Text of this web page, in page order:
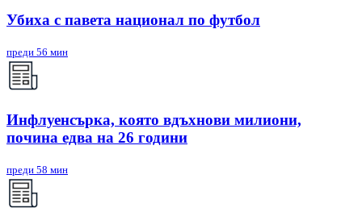
Убиха с павета национал по футбол
преди 56 мин
Инфлуенсърка, която вдъхнови милиони,
почина едва на 26 години
преди 58 мин